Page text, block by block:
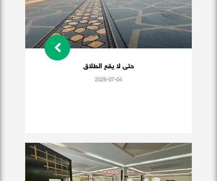
حتى لا يقع الطلاق
2026-07-04